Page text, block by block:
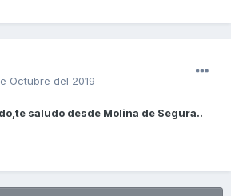
Octubre del 2019
saludo desde Molina de Segura..